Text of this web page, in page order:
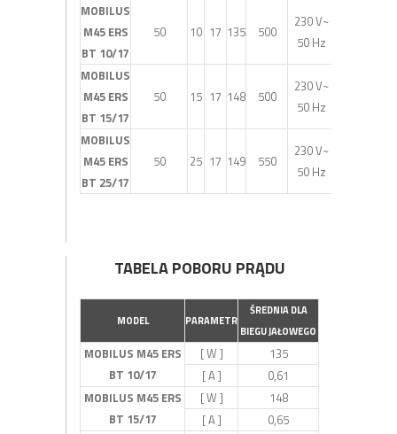
MOBILUS
M45 ERS
BT 10/17
50 10 17 135 500
230 V~
50 Hz
MOBILUS
M45 ERS
BT 15/17
50 15 17 148 500
230 V~
50 Hz
MOBILUS
M45 ERS
BT 25/17
50 25 17 149 550
230 V~
50 Hz
TABELA POBORU PRĄDU
MODEL PARAMETR
ŚREDNIA DLA
BIEGU JAŁOWEGO
MOBILUS M45 ERS
BT 10/17
[ W ]
135
[ A ]
0,61
MOBILUS M45 ERS
BT 15/17
[ W ]
148
[ A ]
0,65